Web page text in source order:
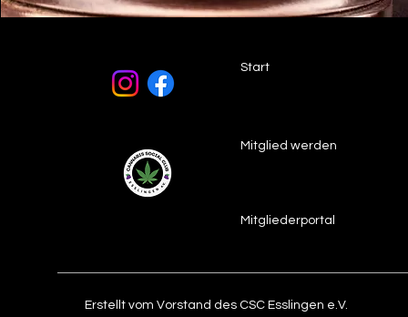
Start
Mitglied werden
Mitgliederportal
Erstellt vom Vorstand des CSC Esslingen e.V.